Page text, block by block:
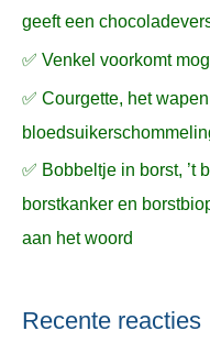
geeft een
✅ Venkel voorkomt
✅ Courgette, het
✅ Bobbeltje in borst, ’t
borstkanker en
aan het woord
Recente reacties